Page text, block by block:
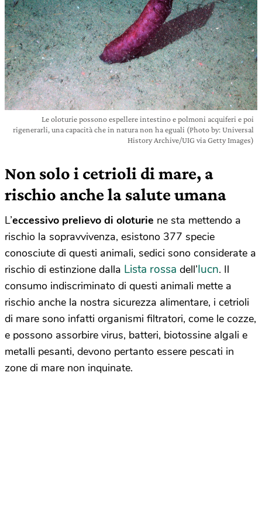
Le oloturie possono espellere intestino e polmoni acquiferi e poi
rigenerarli, una capacità che in natura non ha eguali (Photo by: Universal
History Archive/UIG via Getty Images)
Non solo i cetrioli di mare, a
rischio anche la salute umana
L’eccessivo prelievo di oloturie ne sta mettendo a
rischio la sopravvivenza, esistono 377 specie
conosciute di questi animali, sedici sono considerate a
rischio di estinzione dalla Lista rossa dell’Iucn. Il
consumo indiscriminato di questi animali mette a
rischio anche la nostra sicurezza alimentare, i cetrioli
di mare sono infatti organismi filtratori, come le cozze,
e possono assorbire virus, batteri, biotossine algali e
metalli pesanti, devono pertanto essere pescati in
zone di mare non inquinate.